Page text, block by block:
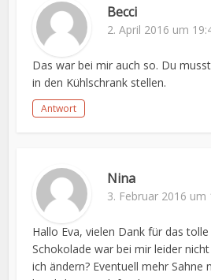
Becci
2. April 2016 um
Das war bei mir auch so. Du
in den Kühlschrank stellen.
Antwort
Nina
3. Februar 2016 um
Hallo Eva, vielen Dank für das
Schokolade war bei mir leider
ich ändern? Eventuell mehr Sahne